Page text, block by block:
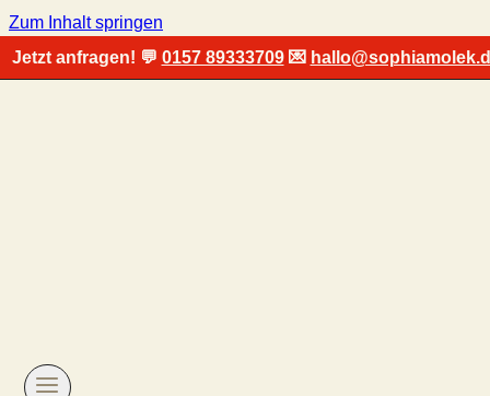
Zum Inhalt springen
Jetzt anfragen! 💬 0157 89333709💌